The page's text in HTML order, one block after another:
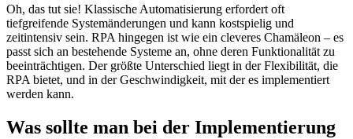
Oh, das tut sie! Klassische Automatisierung erfordert oft
tiefgreifende Systemänderungen und kann kostspielig und
zeitintensiv sein. RPA hingegen ist wie ein cleveres Chamäleon – es
passt sich an bestehende Systeme an, ohne deren Funktionalität zu
beeinträchtigen. Der größte Unterschied liegt in der Flexibilität, die
RPA bietet, und in der Geschwindigkeit, mit der es implementiert
werden kann.
Was sollte man bei der Implementierung